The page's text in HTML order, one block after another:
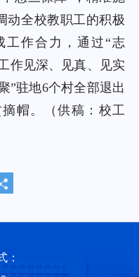
动全校教职工的积极
工作合力，通过“志
作见深、见真、见实
”驻地6个村全部退出
帽。（供稿：校工
：